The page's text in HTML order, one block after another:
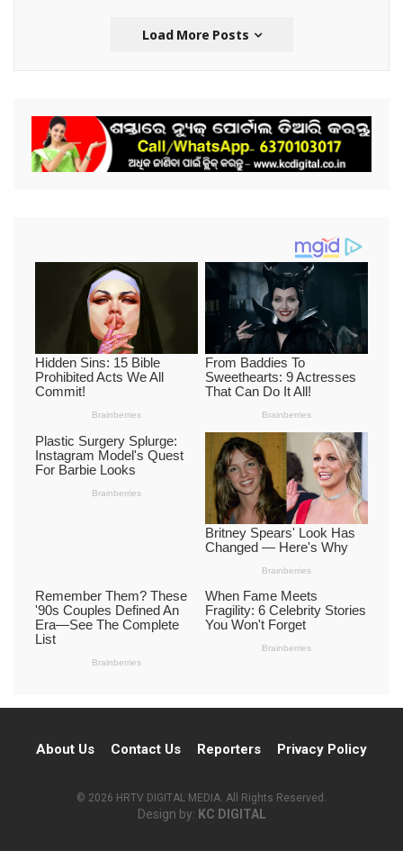
Load More Posts
About Us Contact Us Reporters Privacy Policy
© 2026 HRTV DIGITAL MEDIA. All Rights Reserved.
Design by: KC DIGITAL